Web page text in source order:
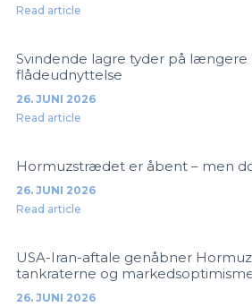
Read article
Svindende lagre tyder på
flådeudnyttelse
26. JUNI 2026
Read article
Hormuzstrædet er åbent – men
26. JUNI 2026
Read article
USA-Iran-aftale genåbner
tankraterne og
26. JUNI 2026